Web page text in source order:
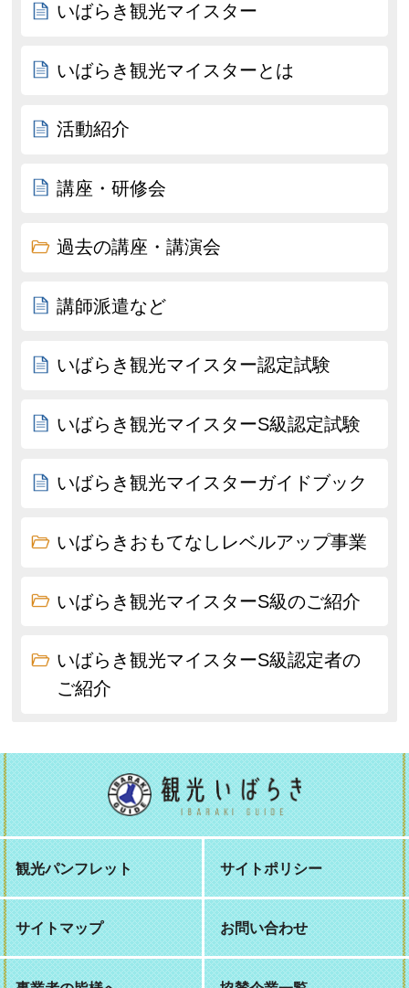
いばらき観光マイスター
いばらき観光マイスターとは
活動紹介
講座・研修会
過去の講座・講演会
講師派遣など
いばらき観光マイスター認定試験
いばらき観光マイスターS級認定試験
いばらき観光マイスターガイドブック
いばらきおもてなしレベルアップ事業
いばらき観光マイスターS級のご紹介
いばらき観光マイスターS級認定者の
ご紹介
観光パンフレット サイトポリシー
サイトマップ お問い合わせ